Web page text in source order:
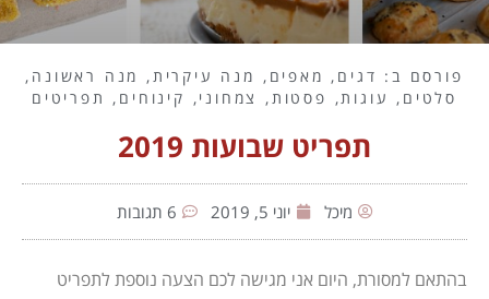
פורסם ב: דגים , מאפים , מנה עיקרית, מנה ראשונה ,
סלטים , עוגות, פסטות, צמחוני, קינוחים , תפריטים
תפריט שבועות 2019
מיכל יוני 5, 2019 6 תגובות
בהתאם למסורת, היום אני מגישה לכם הצעה נוספת לתפריט